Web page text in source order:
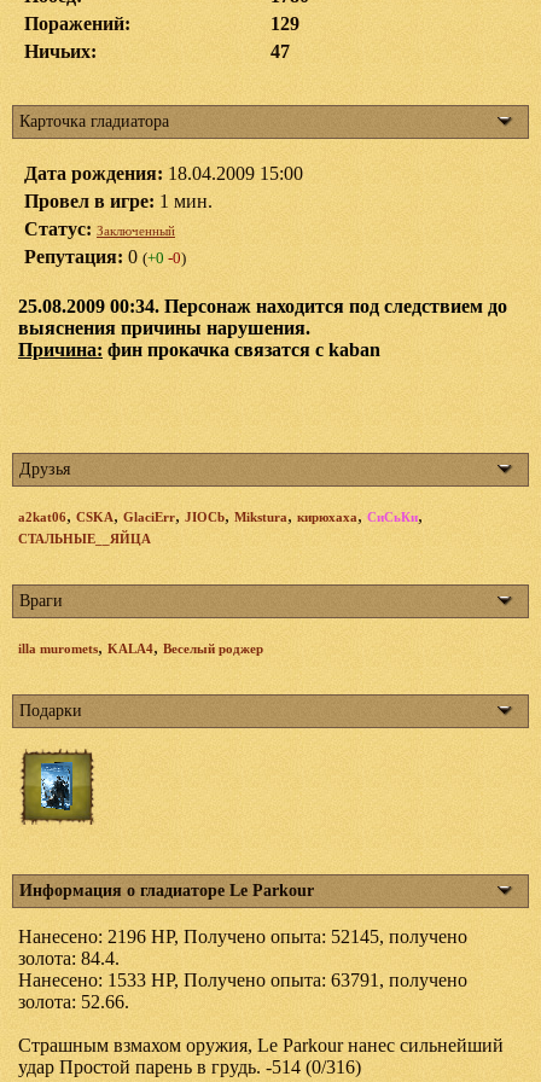
Поражений:
129
Ничьих:
47
Карточка гладиатора
Дата рождения: 18.04.2009 15:00
Провел в игре: 1 мин.
Статус: Заключенный
Репутация: 0 (+0 -0)
25.08.2009 00:34. Персонаж находится под следствием до
выяснения причины нарушения.
Причина: фин прокачка связатся с kaban
Друзья
a2kat06, CSKA, GlaciErr, JIOCb, Mikstura, кирюхаха, СиСьКи,
СТАЛЬНЫЕ__ЯЙЦА
Враги
illa muromets, KALA4, Веселый роджер
Подарки
Информация о гладиаторе Le Parkour
Нанесено: 2196 HP, Получено опыта: 52145, получено
золота: 84.4.
Нанесено: 1533 HP, Получено опыта: 63791, получено
золота: 52.66.
Страшным взмахом оружия, Le Parkour нанес сильнейший
удар Простой парень в грудь. -514 (0/316)